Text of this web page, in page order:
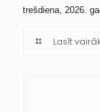
trešdiena, 2026.
Lasīt